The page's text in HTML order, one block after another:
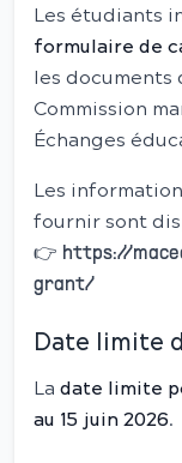
Les étudiants
formulaire de
les documents
Commission
Échanges
Les
fournir sont
👉 https://
grant/
Date limite
La date limite
au 15 juin 2026.